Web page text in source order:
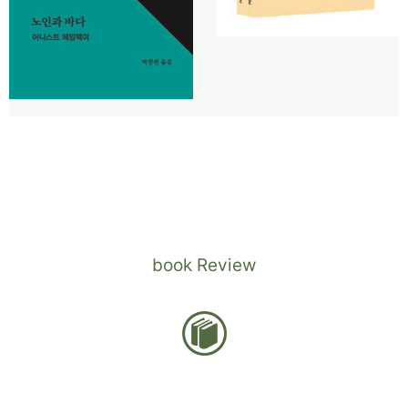
book Review